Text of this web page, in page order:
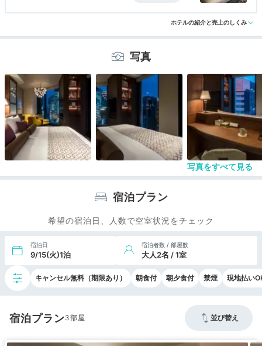
ホテルの紹介と売上のしくみ
写真
写真をすべて見る
宿泊プラン
希望の宿泊日、人数で空室状況をチェック
宿泊日
9/15(火)1泊
宿泊者数 / 部屋数
大人2名 / 1室
キャンセル無料（期限あり） 朝食付 朝夕食付 禁煙 現地払い
宿泊プラン3 並び替え